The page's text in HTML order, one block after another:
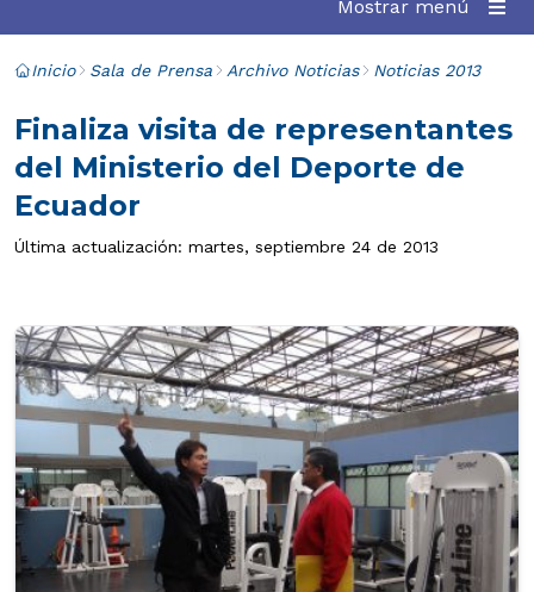
Mostrar menú
Inicio Sala de Prensa Archivo Noticias Noticias 2013
Finaliza visita de representantes
del Ministerio del Deporte de
Ecuador
Última actualización: martes, septiembre 24 de 2013